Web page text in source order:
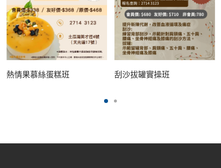
熱情果慕絲蛋糕班 刮沙拔罐實操班